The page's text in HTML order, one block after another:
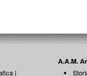
|
A.A.M.